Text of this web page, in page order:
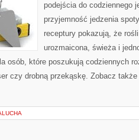
podejścia do codziennego
przyjemność jedzenia
receptury pokazują, że
urozmaicona, świeża i
osób, które poszukują codziennych
czy drobną przekąskę. Zobacz